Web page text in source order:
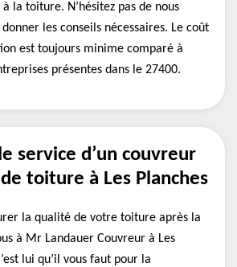
la toiture. N’hésitez pas de nous
les conseils nécessaires. Le coût
est toujours minime comparé à
présentes dans le 27400.
service d’un couvreur
toiture à Les Planches
la qualité de votre toiture après la
à Mr Landauer Couvreur à Les
lui qu’il vous faut pour la